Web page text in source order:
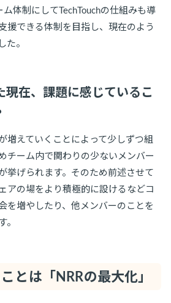
体制にしてTechTouchの仕組みも導
援できる体制を目指し、現在のよう
た。
現在、課題に感じているこ
増えていくことによって少しずつ組
チーム内で関わりの少ないメンバー
挙げられます。そのため前述させて
アの場をより積極的に設けるなどコ
を増やしたり、他メンバーのことを
とは「NRRの最大化」